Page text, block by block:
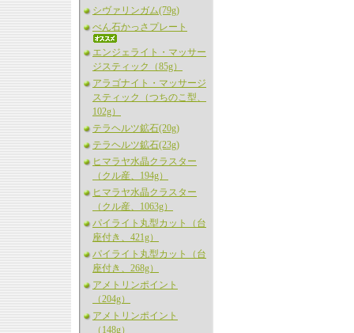
シヴァリンガム(79g)
べん石かっさプレート
エンジェライト・マッサー
ジスティック（85g）
アラゴナイト・マッサージ
スティック（つちのこ型、
102g）
テラヘルツ鉱石(20g)
テラヘルツ鉱石(23g)
ヒマラヤ水晶クラスター
（クル産、194g）
ヒマラヤ水晶クラスター
（クル産、1063g）
パイライト丸型カット（台
座付き、421g）
パイライト丸型カット（台
座付き、268g）
アメトリンポイント
（204g）
アメトリンポイント
（148g）